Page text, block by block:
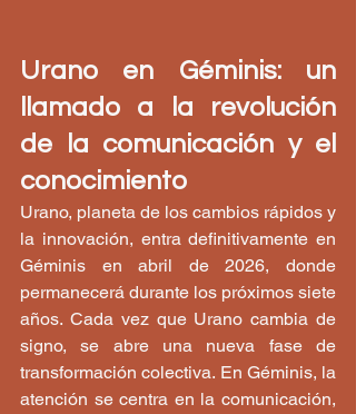
Urano en Géminis: un
llamado a la revolución
de la comunicación y el
conocimiento
Urano, planeta de los cambios rápidos y
la innovación, entra definitivamente en
Géminis en abril de 2026, donde
permanecerá durante los próximos siete
años. Cada vez que Urano cambia de
signo, se abre una nueva fase de
transformación colectiva. En Géminis, la
atención se centra en la comunicación,